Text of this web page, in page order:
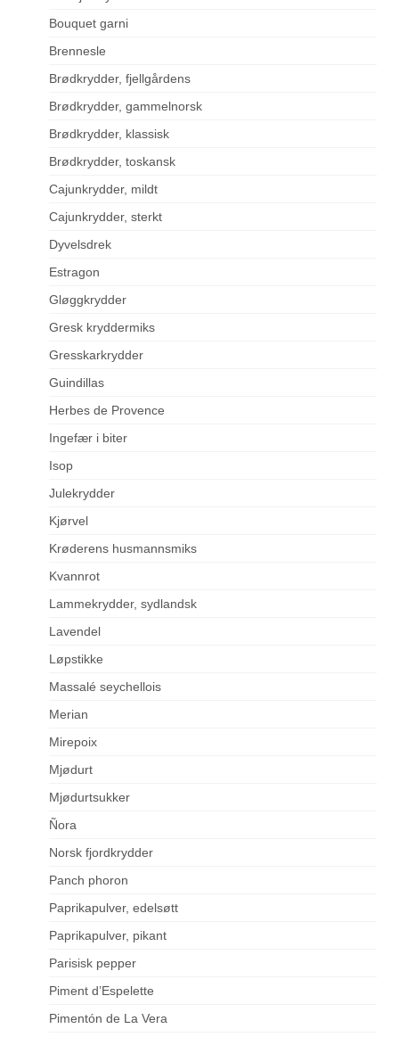
Bouquet garni
Brennesle
Brødkrydder, fjellgårdens
Brødkrydder, gammelnorsk
Brødkrydder, klassisk
Brødkrydder, toskansk
Cajunkrydder, mildt
Cajunkrydder, sterkt
Dyvelsdrek
Estragon
Gløggkrydder
Gresk kryddermiks
Gresskarkrydder
Guindillas
Herbes de Provence
Ingefær i biter
Isop
Julekrydder
Kjørvel
Krøderens husmannsmiks
Kvannrot
Lammekrydder, sydlandsk
Lavendel
Løpstikke
Massalé seychellois
Merian
Mirepoix
Mjødurt
Mjødurtsukker
Ñora
Norsk fjordkrydder
Panch phoron
Paprikapulver, edelsøtt
Paprikapulver, pikant
Parisisk pepper
Piment d’Espelette
Pimentón de La Vera